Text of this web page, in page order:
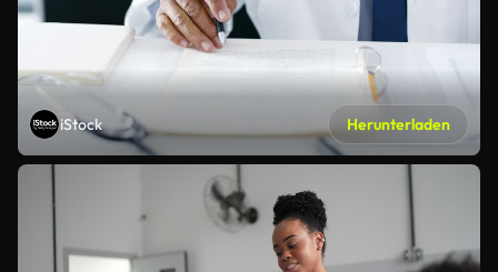
iStock Herunterladen